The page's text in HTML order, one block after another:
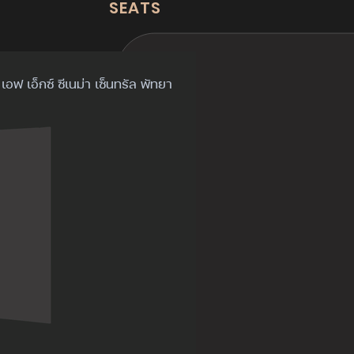
SEATS
อฟ เอ็กซ์ ซีเนม่า เซ็นทรัล พัทยา